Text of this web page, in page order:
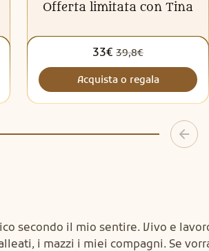
Offerta limitata con Tina
33€ 39,8€
Acquista o regala
secondo il mio sentire. Vivo e
i mazzi i miei compagni. Se